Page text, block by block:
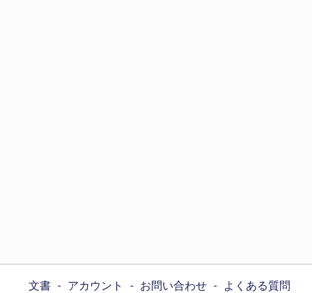
文書 アカウント お問い合わせ よくある質問